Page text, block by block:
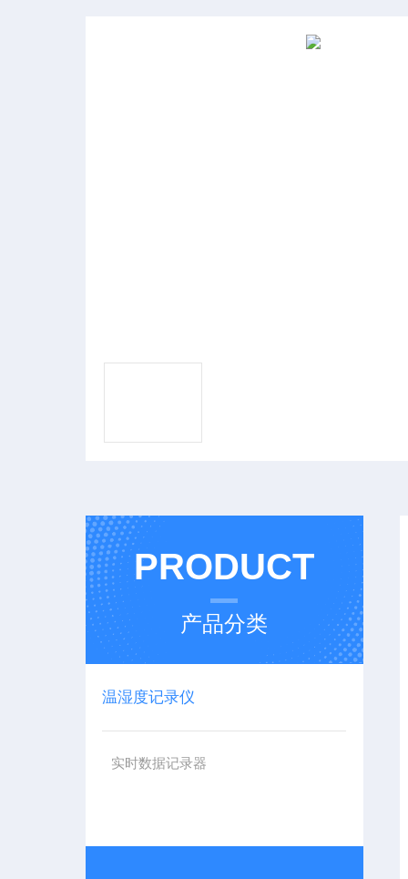
PRODUCT
产品分类
温湿度记录仪
实时数据记录器